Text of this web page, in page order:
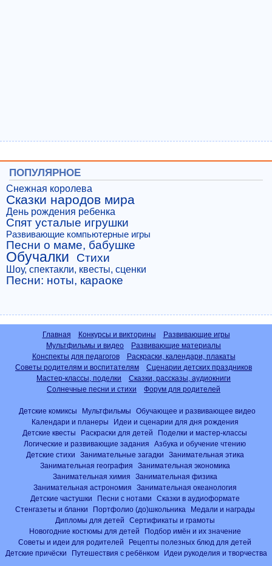
ПОПУЛЯРНОЕ
Снежная королева
Сказки народов мира
День рождения ребенка
Спят усталые игрушки
Развивающие компьютерные игры
Песни о маме, бабушке
Обучалки Стихи
Шоу, спектакли, квесты, сценки
Песни: ноты, караоке
Главная Конкурсы и викторины
Развивающие игры
Мультфильмы и видео
Развивающие материалы
Конспекты для педагогов
Раскраски, календари, плакаты
Советы родителям и воспитателям
Сценарии детских праздников
Мастер-классы, поделки
Сказки, рассказы, аудиокниги
Солнечные песни и стихи
Форум для родителей
Детские комиксы Мультфильмы
Обучающее и развивающее видео
Календари и планеры
Идеи и сценарии для дня рождения
Детские квесты
Раскраски для детей
Поделки и мастер-классы
Логические и развивающие задания
Азбука и обучение чтению
Детские стихи
Занимательные загадки
Занимательная этика
Занимательная география
Занимательная экономика
Занимательная химия
Занимательная физика
Занимательная астрономия
Занимательная океанология
Детские частушки
Песни с нотами
Сказки в аудиоформате
Стенгазеты и бланки
Портфолио (до)школьника
Медали и награды
Дипломы для детей
Сертификаты и грамоты
Новогодние костюмы для детей
Подбор имён и их значение
Советы и идеи для родителей
Рецепты полезных блюд для детей
Детские причёски
Путешествия с ребёнком Идеи рукоделия и творчества